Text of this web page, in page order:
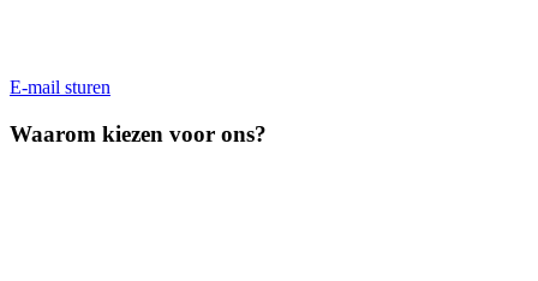
E-mail sturen
Waarom kiezen voor ons?